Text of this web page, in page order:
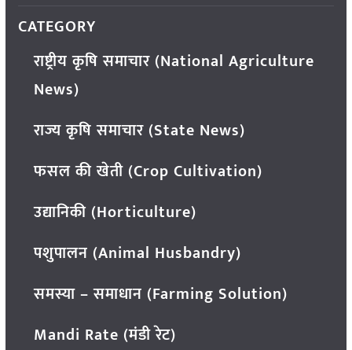
CATEGORY
राष्ट्रीय कृषि समाचार (National Agriculture
News)
राज्य कृषि समाचार (State News)
फसल की खेती (Crop Cultivation)
उद्यानिकी (Horticulture)
पशुपालन (Animal Husbandry)
समस्या – समाधान (Farming Solution)
Mandi Rate (मंडी रेट)